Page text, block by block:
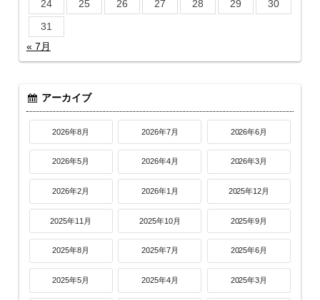
24 25 26 27 28 29
30
31
« 7月
アーカイブ
2026年8月 2026年7月 2026年6月
2026年5月 2026年4月 2026年3月
2026年2月 2026年1月 2025年12月
2025年11月 2025年10月 2025年9月
2025年8月 2025年7月 2025年6月
2025年5月 2025年4月 2025年3月